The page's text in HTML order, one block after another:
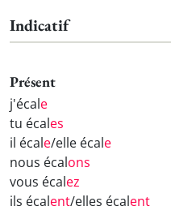
Indicatif
Présent
j'écale
tu écales
il écale/elle écale
nous écalons
vous écalez
ils écalent/elles écalent